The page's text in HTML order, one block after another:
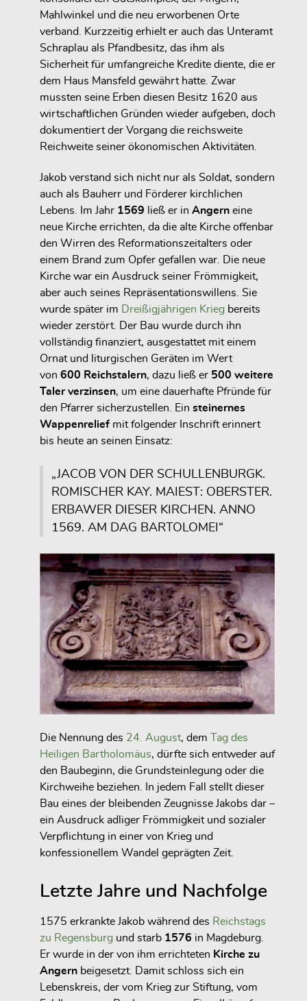
Mahlwinkel und die neu erworbenen Orte
verband. Kurzzeitig erhielt er auch das Unteramt
Schraplau als Pfandbesitz, das ihm als
Sicherheit für umfangreiche Kredite diente, die er
dem Haus Mansfeld gewährt hatte. Zwar
mussten seine Erben diesen Besitz 1620 aus
wirtschaftlichen Gründen wieder aufgeben, doch
dokumentiert der Vorgang die reichsweite
Reichweite seiner ökonomischen Aktivitäten.
Jakob verstand sich nicht nur als Soldat, sondern
auch als Bauherr und Förderer kirchlichen
Lebens. Im Jahr 1569 ließ er in Angern eine
neue Kirche errichten, da die alte Kirche offenbar
den Wirren des Reformationszeitalters oder
einem Brand zum Opfer gefallen war. Die neue
Kirche war ein Ausdruck seiner Frömmigkeit,
aber auch seines Repräsentationswillens. Sie
wurde später im Dreißigjährigen Krieg bereits
wieder zerstört. Der Bau wurde durch ihn
vollständig finanziert, ausgestattet mit einem
Ornat und liturgischen Geräten im Wert
von 600 Reichstalern, dazu ließ er 500 weitere
Taler verzinsen, um eine dauerhafte Pfründe für
den Pfarrer sicherzustellen. Ein steinernes
Wappenreliefmit folgender Inschrift erinnert
bis heute an seinen Einsatz:
„JACOB VON DER SCHULLENBURGK.
ROMISCHER KAY. MAIEST: OBERSTER.
ERBAWER DIESER KIRCHEN. ANNO
1569. AM DAG BARTOLOMEI“
Die Nennung des 24. August, dem
Tag des
Heiligen Bartholomäus, dürfte sich entweder auf
den Baubeginn, die Grundsteinlegung oder die
Kirchweihe beziehen. In jedem Fall stellt dieser
Bau eines der bleibenden Zeugnisse Jakobs dar –
ein Ausdruck adliger Frömmigkeit und sozialer
Verpflichtung in einer von Krieg und
konfessionellem Wandel geprägten Zeit.
Letzte Jahre und Nachfolge
1575 erkrankte Jakob während des Reichstags
zu Regensburg und starb 1576 in Magdeburg.
Er wurde in der von ihm errichteten Kirche zu
Angern beigesetzt. Damit schloss sich ein
Lebenskreis, der vom Krieg zur Stiftung, vom